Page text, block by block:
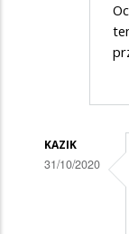
KAZIK
31/10/2020